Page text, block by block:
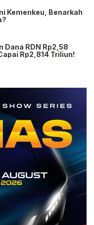
Kemenkeu, Benarkah
Dana RDN Rp2,58
Rp2,814 Triliun!